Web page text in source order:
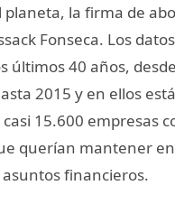
planeta, la firma de
Fonseca. Los datos
últimos 40 años,
2015 y en ellos
15.600 empresas
querían mantener
financieros.